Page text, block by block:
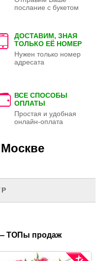
послание с букетом
ДОСТАВИМ, ЗНАЯ
ТОЛЬКО ЕЁ НОМЕР
Нужен только номер
адресата
ВСЕ СПОСОБЫ
ОПЛАТЫ
Простая и удобная
онлайн-оплата
ТОПы продаж